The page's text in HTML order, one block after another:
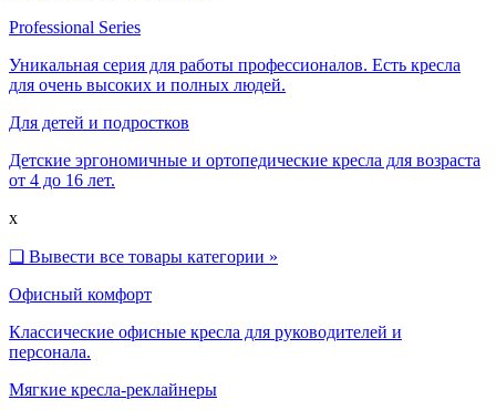
Professional Series
Уникальная серия для работы профессионалов. Есть кресла
для очень высоких и полных людей.
Для детей и подростков
Детские эргономичные и ортопедические кресла для возраста
от 4 до 16 лет.
x
❑ Вывести все товары категории »
Офисный комфорт
Классические офисные кресла для руководителей и
персонала.
Мягкие кресла-реклайнеры